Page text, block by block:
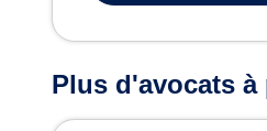
Plus d'avocats